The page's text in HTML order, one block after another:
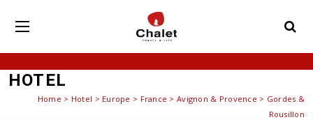
HOTEL
Home > Hotel > Europe > France > Avignon & Provence > Gordes &
Rousillon